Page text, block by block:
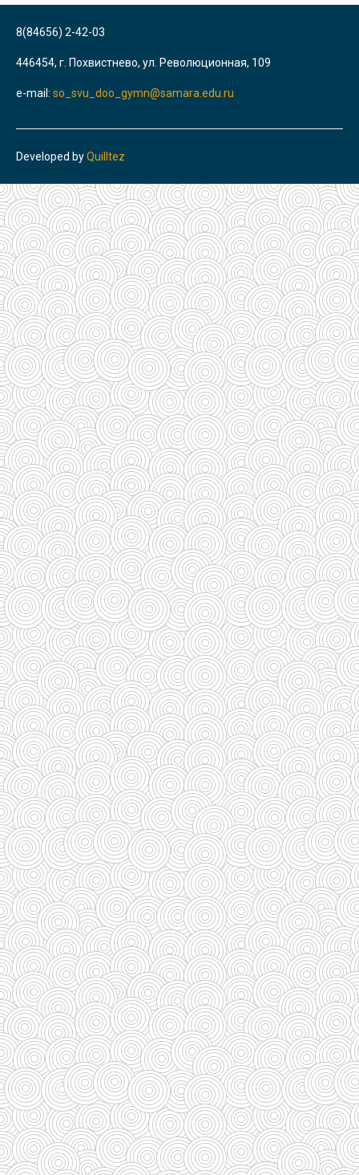
8(84656) 2-42-03
446454, г. Похвистнево, ул. Революционная, 109
e-mail: so_svu_doo_gymn@samara.edu.ru
Developed byQuilltez